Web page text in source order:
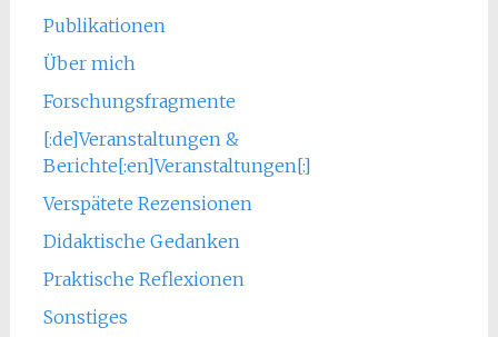
Publikationen
Über mich
Forschungsfragmente
[:de]Veranstaltungen &
Berichte[:en]Veranstaltungen[:]
Verspätete Rezensionen
Didaktische Gedanken
Praktische Reflexionen
Sonstiges